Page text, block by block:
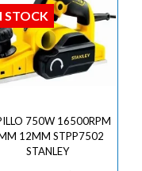
750W 16500RPM
12MM STPP7502
STANLEY
STOCK